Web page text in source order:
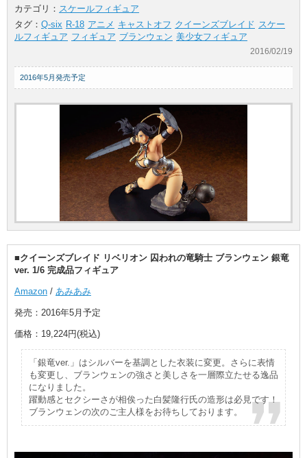
カテゴリ： スケールフィギュア
タグ： Q-six R-18 アニメ キャストオフ クイーンズブレイド スケー
ルフィギュア フィギュア ブランウェン 美少女フィギュア
2016/02/19
2016年5月発売予定
■クイーンズブレイド リベリオン 囚われの竜騎士 ブランウェン 銀竜
ver. 1/6 完成品フィギュア
Amazon / あみあみ
発売：2016年5月予定
価格：19,224円(税込)
「銀竜ver.」はシルバーを基調とした衣装に変更。さらに表情
も変更し、ブランウェンの強さと美しさを一層際立たせる逸品
になりました。
躍動感とセクシーさが相俟った白髪隆行氏の造形は必見です！
ブランウェンの次のご主人様をお待ちしております。